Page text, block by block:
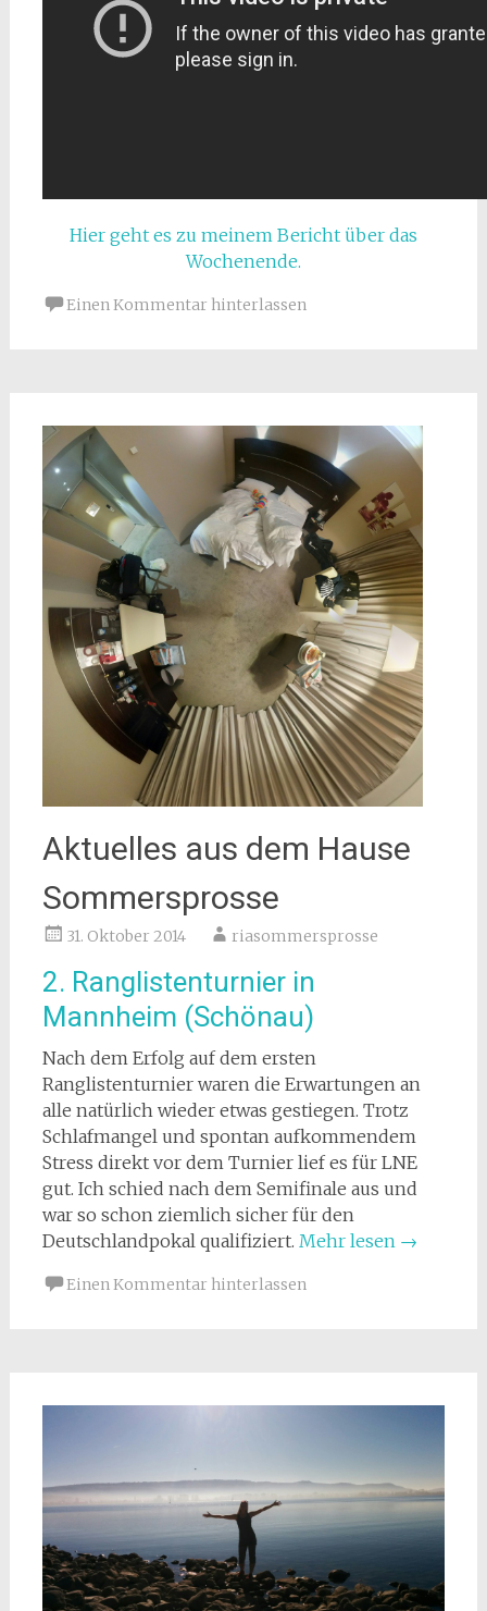
Hier geht es zu meinem Bericht über das
Wochenende.
Einen Kommentar hinterlassen
Aktuelles aus dem Hause
Sommersprosse
31. Oktober 2014 riasommersprosse
2. Ranglistenturnier in
Mannheim (Schönau)
Nach dem Erfolg auf dem ersten
Ranglistenturnier waren die Erwartungen an
alle natürlich wieder etwas gestiegen. Trotz
Schlafmangel und spontan aufkommendem
Stress direkt vor dem Turnier lief es für LNE
gut. Ich schied nach dem Semifinale aus und
war so schon ziemlich sicher für den
Deutschlandpokal qualifiziert. Mehr lesen →
Einen Kommentar hinterlassen